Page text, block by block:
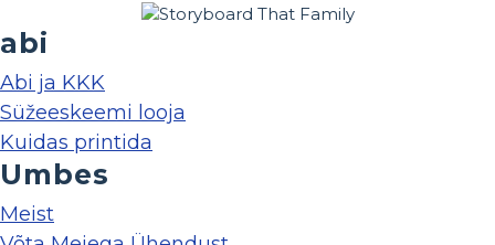
abi
Abi ja KKK
Süžeeskeemi looja
Kuidas printida
Umbes
Meist